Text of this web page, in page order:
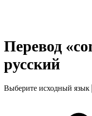
Перевод
русский
Выберите исходный язык